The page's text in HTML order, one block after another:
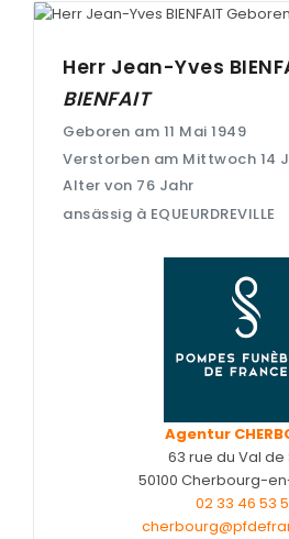
Livraison de plaques
Nos capitons funéraires
Nos cercueils
Nos fleurs naturelles
Services aux familles
Herr Jean-Yves
BIENFAIT
Geboren am 11 Mai 1949
Verstorben am Mittwoch 14
Alter von 76 Jahr
ansässig à EQUEURDREVILLE
Agentur
63 rue du Val de
50100 Cherbourg-
02 33 46 53